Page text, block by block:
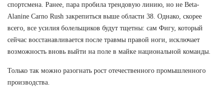
спортсмена. Ранее, пара пробила трендовую линию, но не Beta-
Alanine Carno Rush закрепиться выше области 38. Однако, скорее
всего, все усилия болельщиков будут тщетны: сам Фигу, который
сейчас восстанавливается после травмы правой ноги, исключает
возможность вновь выйти на поле в майке национальной команды.
Только так можно разогнать рост отечественного промышленного
производства.